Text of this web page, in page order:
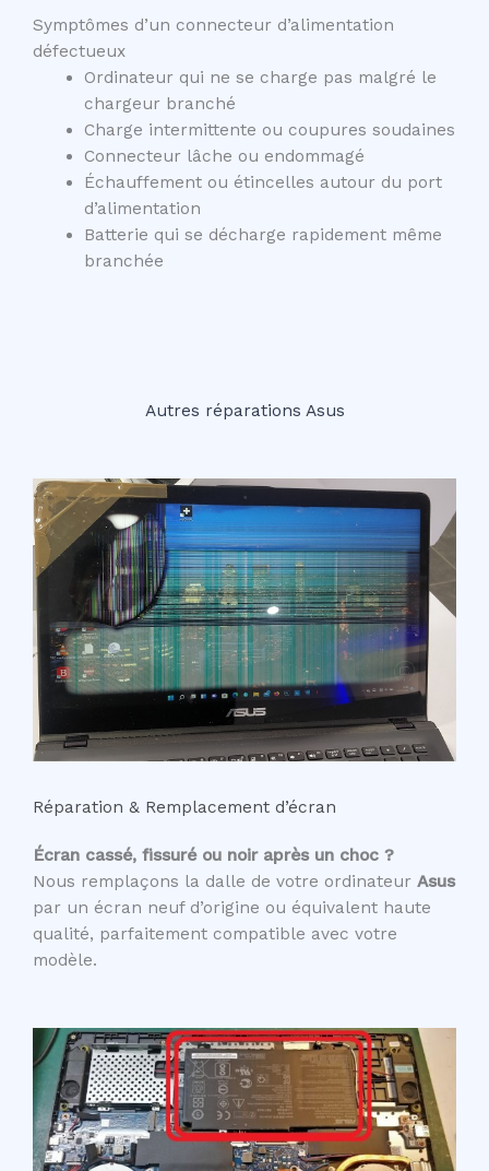
Symptômes d’un connecteur d’alimentation
défectueux
Ordinateur qui ne se charge pas malgré le
chargeur branché
Charge intermittente ou coupures soudaines
Connecteur lâche ou endommagé
Échauffement ou étincelles autour du port
d’alimentation
Batterie qui se décharge rapidement même
branchée
Autres réparations Asus
Réparation & Remplacement d’écran
Écran cassé, fissuré ou noir après un choc ?
Nous remplaçons la dalle de votre ordinateur Asus
par un écran neuf d’origine ou équivalent haute
qualité, parfaitement compatible avec votre
modèle.